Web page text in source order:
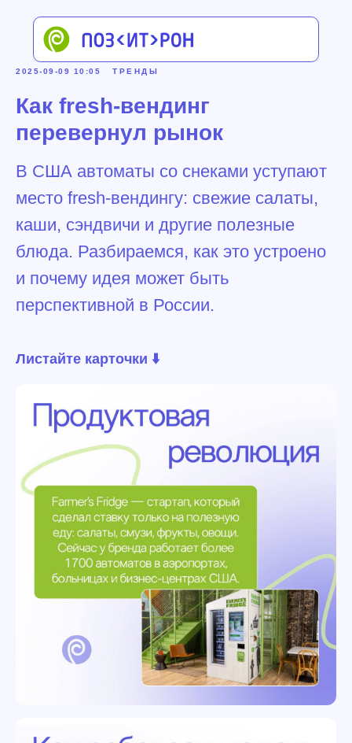
2025-09-09 10:05 ТРЕНДЫ
Как fresh-вендинг
перевернул рынок
В США автоматы со снеками уступают
место fresh-вендингу: свежие салаты,
каши, сэндвичи и другие полезные
блюда. Разбираемся, как это устроено
и почему идея может быть
перспективной в России.
Листайте карточки ⬇️